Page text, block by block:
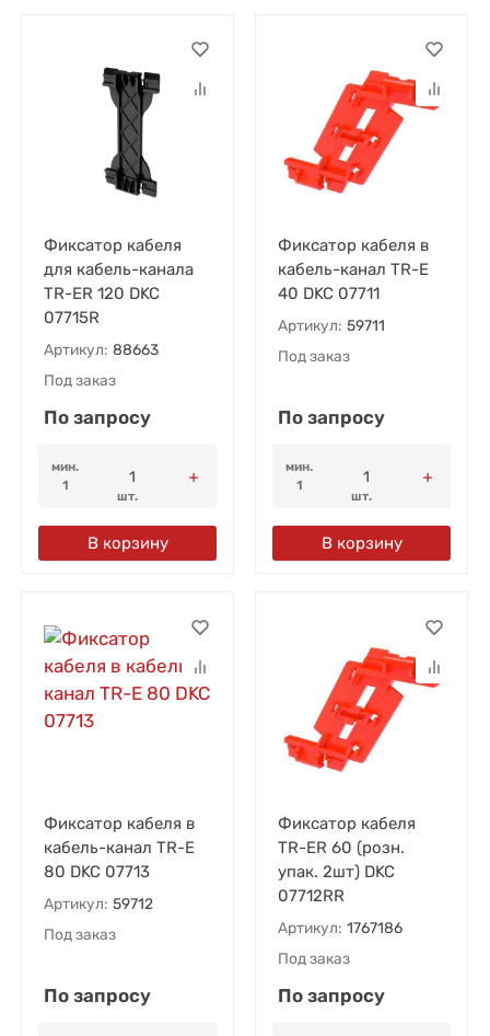
Фиксатор кабеля
для кабель-канала
TR-ER 120 DKC
07715R
Артикул: 88663
Под заказ
По запросу
мин.
1
шт.
В корзину
Фиксатор кабеля в
кабель-канал TR-E
40 DKC 07711
Артикул: 59711
Под заказ
По запросу
мин.
1
шт.
В корзину
Фиксатор кабеля в
кабель-канал TR-E
80 DKC 07713
Артикул: 59712
Под заказ
По запросу
Фиксатор кабеля
TR-ER 60 (розн.
упак. 2шт) DKC
07712RR
Артикул: 1767186
Под заказ
По запросу